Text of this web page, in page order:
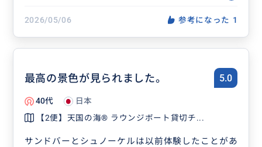
2026/05/06 参考になった 1
最高の景色が見られました。 5.0
40代
日本
【2便】天国の海® ラウンジボート貸切チ...
サンドバーとシュノーケルは以前体験したことがあ